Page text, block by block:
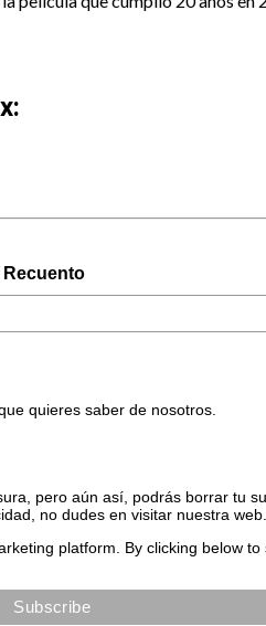
Recuento
quieres saber de nosotros.
pero aún así, podrás borrar tu
no dudes en visitar nuestra web.
platform. By clicking below